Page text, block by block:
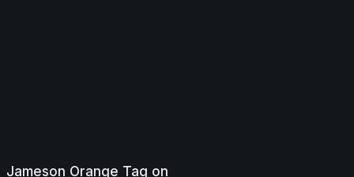
Jameson Orange Tag on